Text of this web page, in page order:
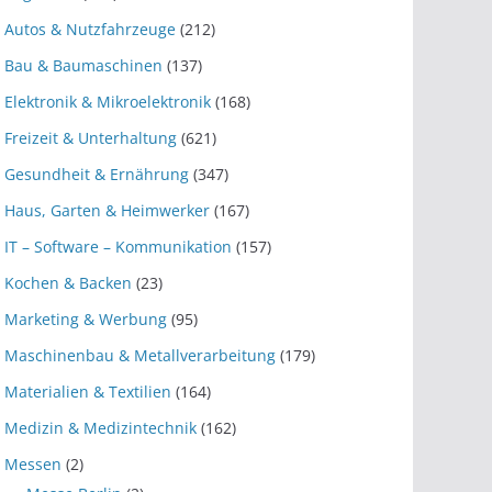
Autos & Nutzfahrzeuge (212)
Bau & Baumaschinen (137)
Elektronik & Mikroelektronik (168)
Freizeit & Unterhaltung (621)
Gesundheit & Ernährung (347)
Haus, Garten & Heimwerker (167)
IT – Software – Kommunikation (157)
Kochen & Backen (23)
Marketing & Werbung (95)
Maschinenbau & Metallverarbeitung (179)
Materialien & Textilien (164)
Medizin & Medizintechnik (162)
Messen (2)